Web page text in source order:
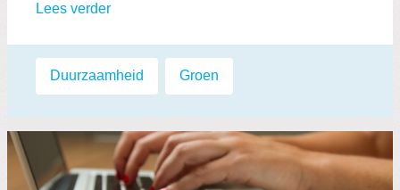
Lees verder
Labels:
Duurzaamheid Groen